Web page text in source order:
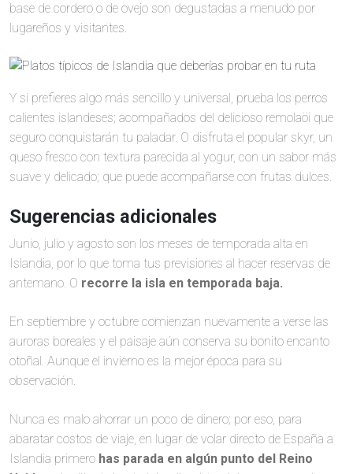
base de cordero o de ovejo son degustadas a menudo por
lugareños y visitantes.
Y si prefieres algo más sencillo y universal, prueba los perros
calientes islandeses; acompañados del delicioso remolaöi que
seguro conquistarán tu paladar. O disfruta el popular skyr, un
queso fresco con textura parecida al yogur, con un sabor más
suave y delicado; que puede acompañarse con frutas dulces.
Sugerencias adicionales
Junio, julio y agosto son los meses de temporada alta en
Islandia, por lo que toma tus previsiones al hacer reservas de
antemano. O recorre la isla en temporada baja.
En septiembre y octubre comienzan nuevamente a verse las
auroras boreales y el paisaje aún conserva su bonito encanto
otoñal. Aunque el invierno es la mejor época para su
observación.
Nunca es malo ahorrar un poco de dinero; por eso, para
abaratar costos de viaje, en lugar de volar directo de España a
Islandia primero has parada en algún punto del Reino